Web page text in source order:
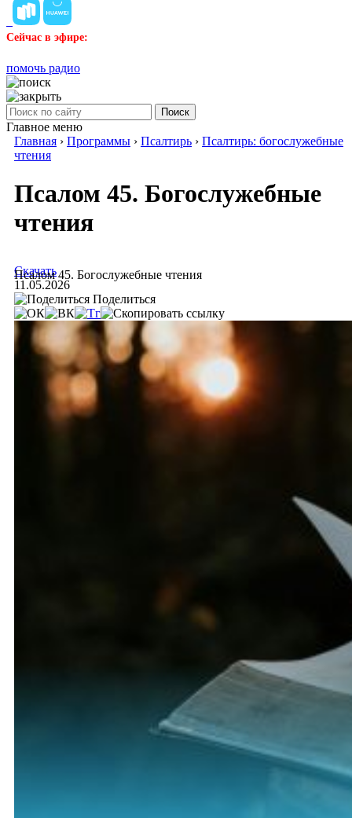
Сейчас в эфире:
помочь радио
Поиск
Главное меню
Главная › Программы › Псалтирь › Псалтирь: богослужебные
чтения
Псалом 45. Богослужебные
чтения
Псалом 45. Богослужебные чтения
Скачать
11.05.2026
Поделиться